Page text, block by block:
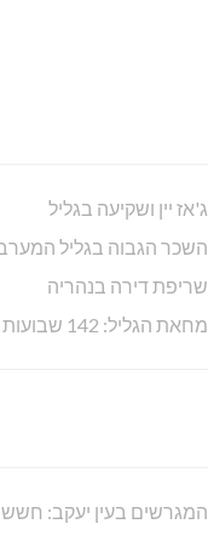
שריפה בשטח פתוח סמוך
תנופה: 60 אש"ח לעובדי הוראה חדשים
נגד ההשתמטות: אייל
ודני עברי